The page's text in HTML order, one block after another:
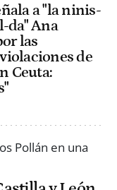
a "la ninis-
da" Ana
las
de
Ceuta: